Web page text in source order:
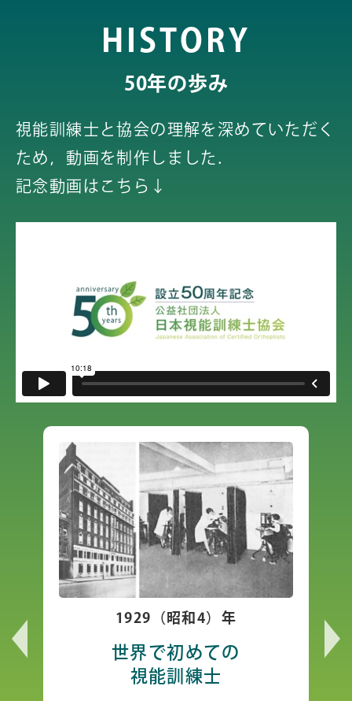
HISTORY
50年の歩み
視能訓練士と協会の理解を深めていただく
ため，動画を制作しました．
記念動画はこちら↓
1929（昭和4）年
世界で初めての
視能訓練士